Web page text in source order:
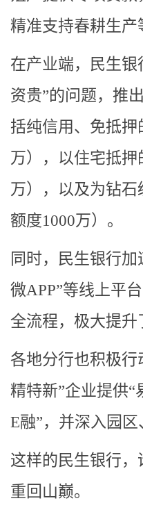
精准支持春耕生产
在产业端，民生
资贵”的问题，推
括纯信用、免抵押
万），以住宅抵押
万），以及为钻石
额度1000万）。
同时，民生银行
微APP”等线上平
全流程，极大提升
各地分行也积极
精特新”企业提供“
E融”，并深入园
这样的民生银行
重回山巅。